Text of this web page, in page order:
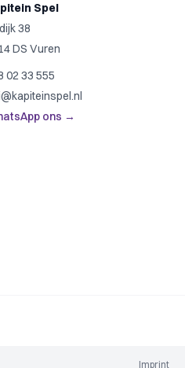
Spel
38
DS Vuren
02 33 555
ons →
Imprint